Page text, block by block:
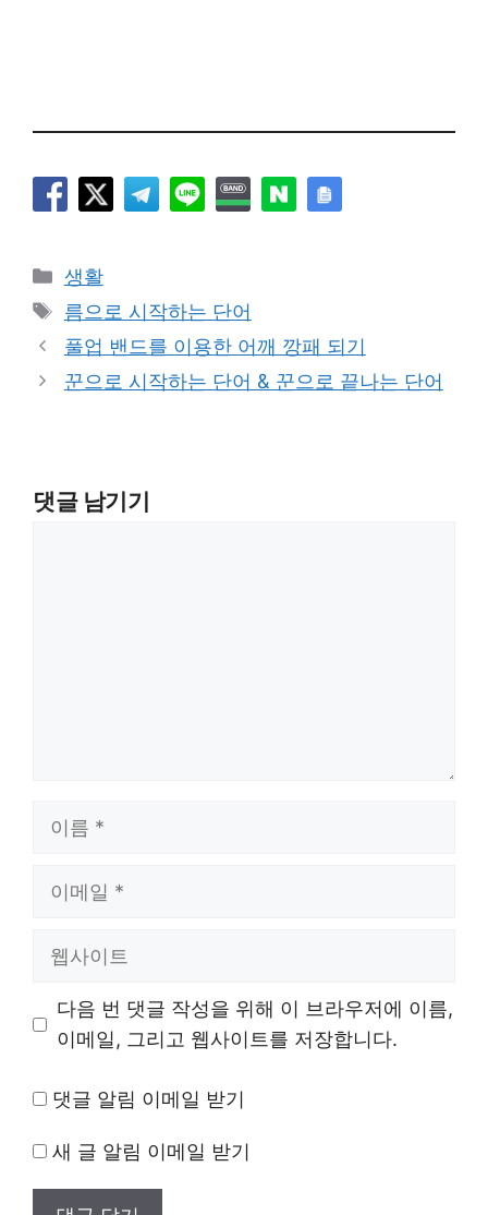
카
테
고
리
생활
태
그
름으로 시작하는 단어
풀업 밴드를 이용한 어깨 깡패 되기
꾼으로 시작하는 단어 & 꾼으로 끝나는 단어
댓글 남기기
트
다음 번 댓글 작성을 위해 이 브라우저에 이름,
이메일, 그리고 웹사이트를 저장합니다.
댓글 알림 이메일 받기
새 글 알림 이메일 받기